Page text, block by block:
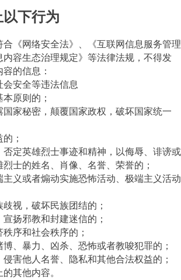
下行为
《网络安全法》、《互联网信息服务管理
容生态治理规定》等法律法规，不得发
的信息：
会安全等违法信息
原则的；
家秘密，颠覆国家政权，破坏国家统一
；
定英雄烈士事迹和精神，以侮辱、诽谤或
士的姓名、肖像、名誉、荣誉的；
义或者煽动实施恐怖活动、极端主义活动
视，破坏民族团结的；
扬邪教和封建迷信的；
序和社会秩序的；
、暴力、凶杀、恐怖或者教唆犯罪的；
害他人名誉、隐私和其他合法权益的；
其他内容。